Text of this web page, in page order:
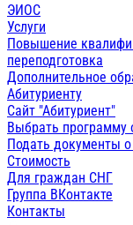
ЭИОС
Услуги
Повышение
переподготовка
Дополнительное
Абитуриенту
Сайт "Абитуриент"
Выбрать программу
Подать документы
Стоимость
Для граждан СНГ
Группа ВКонтакте
Контакты